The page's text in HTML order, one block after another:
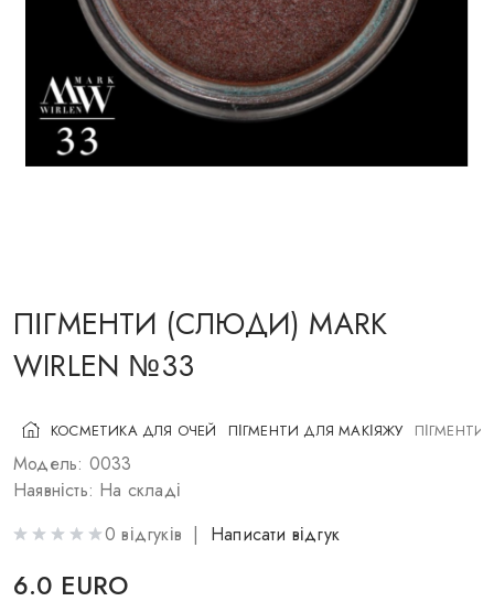
КОСМЕТИКА ДЛЯ ГУБ
КОСМЕТИКА ДЛЯ ОБЛИЧЧЯ
КОСМЕТИКА ДЛЯ ЩІК
ПЕНЗЛІ ДЛЯ МАКІЯЖУ
ПІГМЕНТИ (СЛЮДИ) MARK
WIRLEN №33
КОСМЕТИКА ДЛЯ ОЧЕЙ ПІГМЕНТИ ДЛЯ МАКІЯЖУ ПІГМЕНТИ
Модель: 0033
Наявність: На складі
0 відгуків | Написати відгук
6.0 EURO